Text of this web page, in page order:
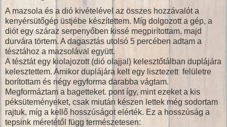
A mazsola és a dió kivételével az összes hozzávalót a
kenyérsütőgép üstjébe készítettem. Míg dolgozott a gép, a
diót egy száraz serpenyőben kissé megpirítottam, majd
durvára törtem. A dagasztás utolsó 5 percében adtam a
tésztához a mazsolával együtt.
A tésztát egy kiolajozott (dió olajjal) kelesztőtálban duplájára
kelesztettem. Amikor duplájára kelt egy lisztezett felületre
borítottam és négy egyforma darabba vágtam.
Megformáztam a bagetteket. pont így, mint ezeket a kis
péksüteményeket, csak miután készen lettek még sodortam
rajtuk, míg a kellő hosszúságot elérték. Ez a hosszúság a
tepsink méretétől függ természetesen: